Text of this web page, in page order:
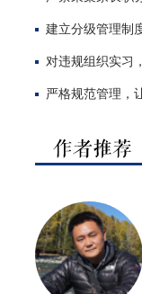
建立分级管理制
对违规组织实习
严格规范管理，